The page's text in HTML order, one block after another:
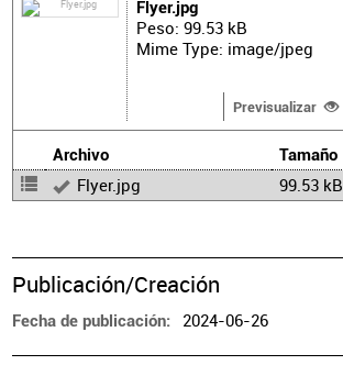
Flyer.jpg
Peso: 99.53 kB
Mime Type: image/jpeg
Previsualizar
Archivo Tamaño
Flyer.jpg 99.53 kB
Publicación/Creación
Fecha de publicación 2024-06-26